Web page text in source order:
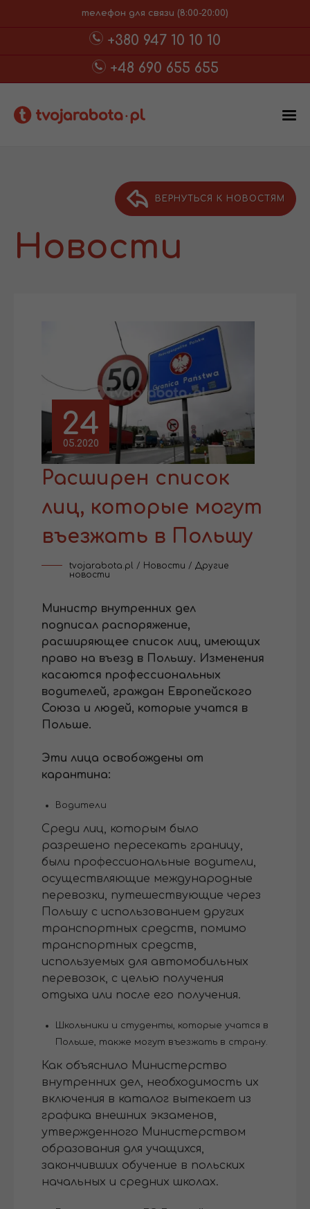
телефон для связи (8:00-20:00)
+380 947 10 10 10
+48 690 655 655
ВЕРНУТЬСЯ К НОВОСТЯМ
Новости
24
05.2020
Расширен список
лиц, которые могут
въезжать в Польшу
tvojarabota.pl / Новости / Другие
новости
Министр внутренних дел
подписал распоряжение,
расширяющее список лиц, имеющих
право на въезд в Польшу. Изменения
касаются профессиональных
водителей, граждан Европейского
Союза и людей, которые учатся в
Польше.
Эти лица освобождены от
карантина:
Водители
Среди лиц, которым было
разрешено пересекать границу,
были профессиональные водители,
осуществляющие международные
перевозки, путешествующие через
Польшу с использованием других
транспортных средств, помимо
транспортных средств,
используемых для автомобильных
перевозок, с целью получения
отдыха или после его получения.
Школьники и студенты, которые учатся в
Польше, также могут въезжать в страну.
Как объяснило Министерство
внутренних дел, необходимость их
включения в каталог вытекает из
графика внешних экзаменов,
утвержденного Министерством
образования для учащихся,
закончивших обучение в польских
начальных и средних школах.